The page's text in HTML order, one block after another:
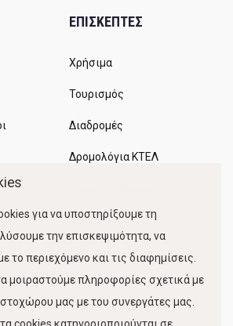
ΕΠΙΣΚΕΠΤΕΣ
Χρήσιμα
Τουρισμός
Διαδρομές
Δρομολόγια ΚΤΕΛ
Κίνηση Λιμένος
για να υποστηρίξουμε τη
την επισκεψιμότητα, να
περιεχόμενο και τις διαφημίσεις.
μοιραστούμε πληροφορίες σχετικά με
μας με του συνεργάτες μας.